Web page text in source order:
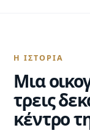
Η ΙΣΤΟΡΊΑ
Μια
τρεις
κέντρο